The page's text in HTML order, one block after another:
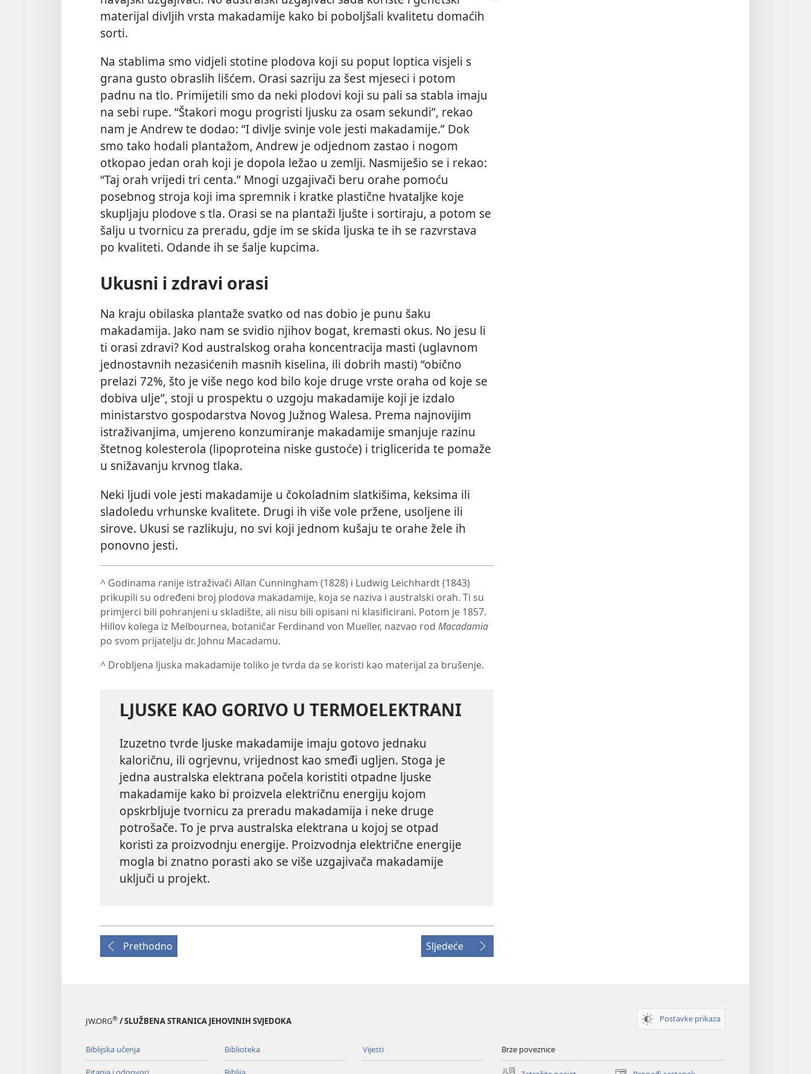
materijal divljih vrsta makadamije kako bi poboljšali kvalitetu domaćih
sorti.
Na stablima smo vidjeli stotine plodova koji su poput loptica visjeli s
grana gusto obraslih lišćem. Orasi sazriju za šest mjeseci i potom
padnu na tlo. Primijetili smo da neki plodovi koji su pali sa stabla imaju
na sebi rupe. “Štakori mogu progristi ljusku za osam sekundi”, rekao
nam je Andrew te dodao: “I divlje svinje vole jesti makadamije.” Dok
smo tako hodali plantažom, Andrew je odjednom zastao i nogom
otkopao jedan orah koji je dopola ležao u zemlji. Nasmiješio se i rekao:
“Taj orah vrijedi tri centa.” Mnogi uzgajivači beru orahe pomoću
posebnog stroja koji ima spremnik i kratke plastične hvataljke koje
skupljaju plodove s tla. Orasi se na plantaži ljušte i sortiraju, a potom se
šalju u tvornicu za preradu, gdje im se skida ljuska te ih se razvrstava
po kvaliteti. Odande ih se šalje kupcima.
Ukusni i zdravi orasi
Na kraju obilaska plantaže svatko od nas dobio je punu šaku
makadamija. Jako nam se svidio njihov bogat, kremasti okus. No jesu li
ti orasi zdravi? Kod australskog oraha koncentracija masti (uglavnom
jednostavnih nezasićenih masnih kiselina, ili dobrih masti) “obično
prelazi 72%, što je više nego kod bilo koje druge vrste oraha od koje se
dobiva ulje”, stoji u prospektu o uzgoju makadamije koji je izdalo
ministarstvo gospodarstva Novog Južnog Walesa. Prema najnovijim
istraživanjima, umjereno konzumiranje makadamije smanjuje razinu
štetnog kolesterola (lipoproteina niske gustoće) i triglicerida te pomaže
u snižavanju krvnog tlaka.
Neki ljudi vole jesti makadamije u čokoladnim slatkišima, keksima ili
sladoledu vrhunske kvalitete. Drugi ih više vole pržene, usoljene ili
sirove. Ukusi se razlikuju, no svi koji jednom kušaju te orahe žele ih
ponovno jesti.
^ Godinama ranije istraživači Allan Cunningham (1828) i Ludwig Leichhardt (1843)
prikupili su određeni broj plodova makadamije, koja se naziva i australski orah. Ti su
primjerci bili pohranjeni u skladište, ali nisu bili opisani ni klasificirani. Potom je 1857.
Hillov kolega iz Melbournea, botaničar Ferdinand von Mueller, nazvao rod Macadamia
po svom prijatelju dr. Johnu Macadamu.
^ Drobljena ljuska makadamije toliko je tvrda da se koristi kao materijal za brušenje.
LJUSKE KAO GORIVO U TERMOELEKTRANI
Izuzetno tvrde ljuske makadamije imaju gotovo jednaku
kaloričnu, ili ogrjevnu, vrijednost kao smeđi ugljen. Stoga je
jedna australska elektrana počela koristiti otpadne ljuske
makadamije kako bi proizvela električnu energiju kojom
opskrbljuje tvornicu za preradu makadamija i neke druge
potrošače. To je prva australska elektrana u kojoj se otpad
koristi za proizvodnju energije. Proizvodnja električne energije
mogla bi znatno porasti ako se više uzgajivača makadamije
uključi u projekt.
Prethodno Sljedeće
JW.ORG® / SLUŽBENA STRANICA JEHOVINIH SVJEDOKA Postavke prikaza
Biblijska učenja Biblioteka Vijesti Brze poveznice